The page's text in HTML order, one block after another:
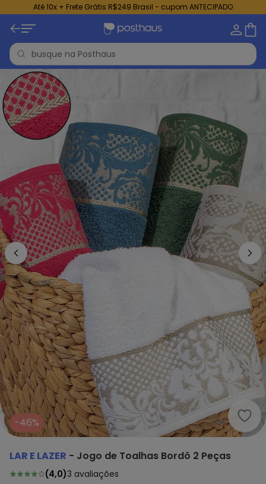
Até 10x + Frete Grátis R$249 Brasil - cupom ANTECIPADO
Lar
-46%
LAR E LAZER - Jogo de Toalhas Bordô 2 Peças
(4,0)3 avaliações